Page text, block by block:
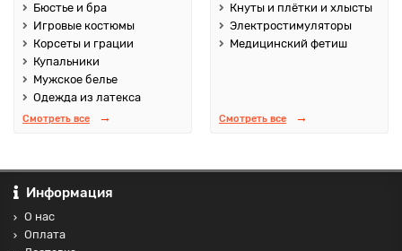
Бюстье и бра
Игровые костюмы
Корсеты и грации
Купальники
Мужское белье
Одежда из латекса
Смотреть все
Кнуты и плётки и хлысты
Электростимуляторы
Медицинский фетиш
Смотреть все
Информация
О нас
Оплата